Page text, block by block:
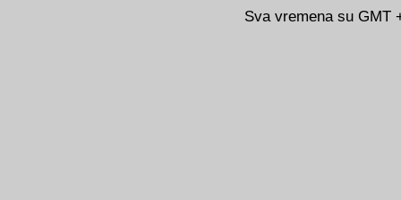
Sva vremena su GMT